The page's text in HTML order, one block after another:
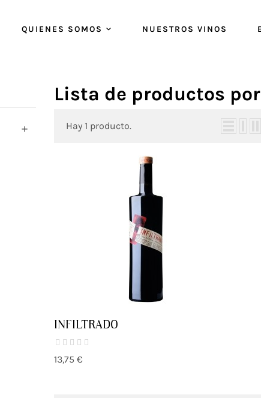
QUIENES SOMOS NUESTROS VINOS

Lista de productos por
Hay 1 producto.
INFILTRADO
13,75 €